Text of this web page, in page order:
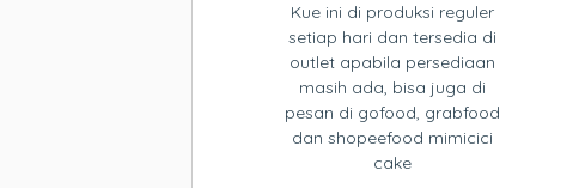
Kue ini di produksi reguler
setiap hari dan tersedia di
outlet apabila persediaan
masih ada, bisa juga di
pesan di gofood, grabfood
dan shopeefood mimicici
cake